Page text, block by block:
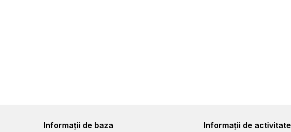
Informații de baza
Informații de activitate